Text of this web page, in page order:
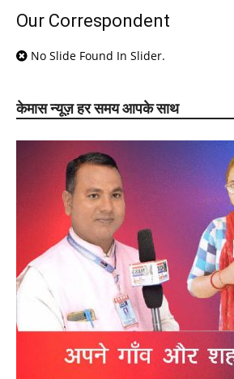
Our Correspondent
No Slide Found In Slider.
केमास न्यूज़ हर समय आपके साथ